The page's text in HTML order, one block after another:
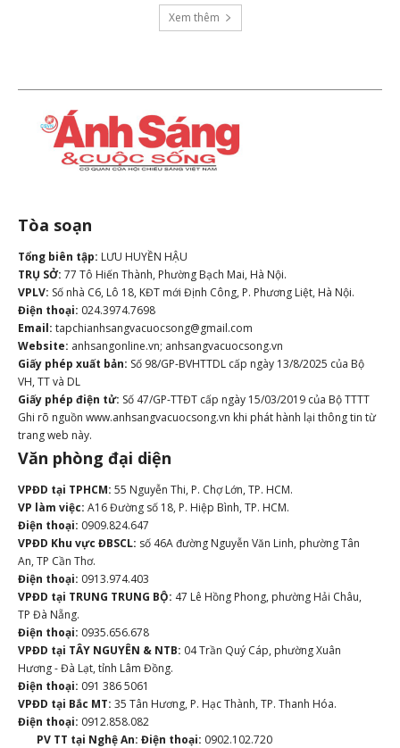
Xem thêm
Tòa soạn
Tổng biên tập: LƯU HUYỀN HẬU
TRỤ SỞ: 77 Tô Hiến Thành, Phường Bạch Mai, Hà Nội.
VPLV: Số nhà C6, Lô 18, KĐT mới Định Công, P. Phương Liệt, Hà Nội.
Điện thoại: 024.3974.7698
Email: tapchianhsangvacuocsong@gmail.com
Website: anhsangonline.vn; anhsangvacuocsong.vn
Giấy phép xuất bản: Số 98/GP-BVHTTDL cấp ngày 13/8/2025 của Bộ
VH, TT và DL
Giấy phép điện tử: Số 47/GP-TTĐT cấp ngày 15/03/2019 của Bộ TTTT
Ghi rõ nguồn www.anhsangvacuocsong.vn khi phát hành lại thông tin từ
trang web này.
Văn phòng đại diện
VPĐD tại TPHCM: 55 Nguyễn Thi, P. Chợ Lớn, TP. HCM.
VP làm việc: A16 Đường số 18, P. Hiệp Bình, TP. HCM.
Điện thoại: 0909.824.647
VPĐD Khu vực ĐBSCL: số 46A đường Nguyễn Văn Linh, phường Tân
An, TP Cần Thơ.
Điện thoại: 0913.974.403
VPĐD tại TRUNG TRUNG BỘ: 47 Lê Hồng Phong, phường Hải Châu,
TP Đà Nẵng.
Điện thoại: 0935.656.678
VPĐD tại TÂY NGUYÊN & NTB: 04 Trần Quý Cáp, phường Xuân
Hương - Đà Lạt, tỉnh Lâm Đồng.
Điện thoại: 091 386 5061
VPĐD tại Bắc MT: 35 Tân Hương, P. Hạc Thành, TP. Thanh Hóa.
Điện thoại: 0912.858.082
PV TT tại Nghệ An: Điện thoại: 0902.102.720